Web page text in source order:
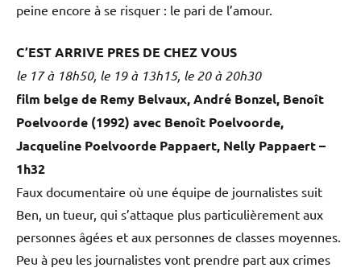
peine encore à se risquer : le pari de l’amour.
C’EST ARRIVE PRES DE CHEZ VOUS
le 17 à 18h50, le 19 à 13h15, le 20 à 20h30
film belge de Remy Belvaux, André Bonzel, Benoît
Poelvoorde (1992) avec Benoît Poelvoorde,
Jacqueline Poelvoorde Pappaert, Nelly Pappaert –
1h32
Faux documentaire où une équipe de journalistes suit
Ben, un tueur, qui s’attaque plus particulièrement aux
personnes âgées et aux personnes de classes moyennes.
Peu à peu les journalistes vont prendre part aux crimes